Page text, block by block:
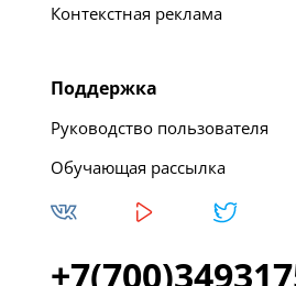
Контекстная реклама
Поддержка
Руководство пользователя
Обучающая рассылка